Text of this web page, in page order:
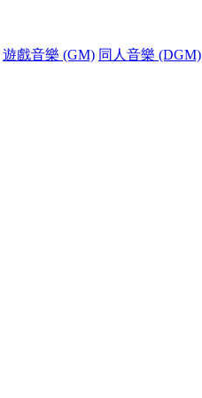
遊戲音樂 (GM) 同人音樂 (DGM)